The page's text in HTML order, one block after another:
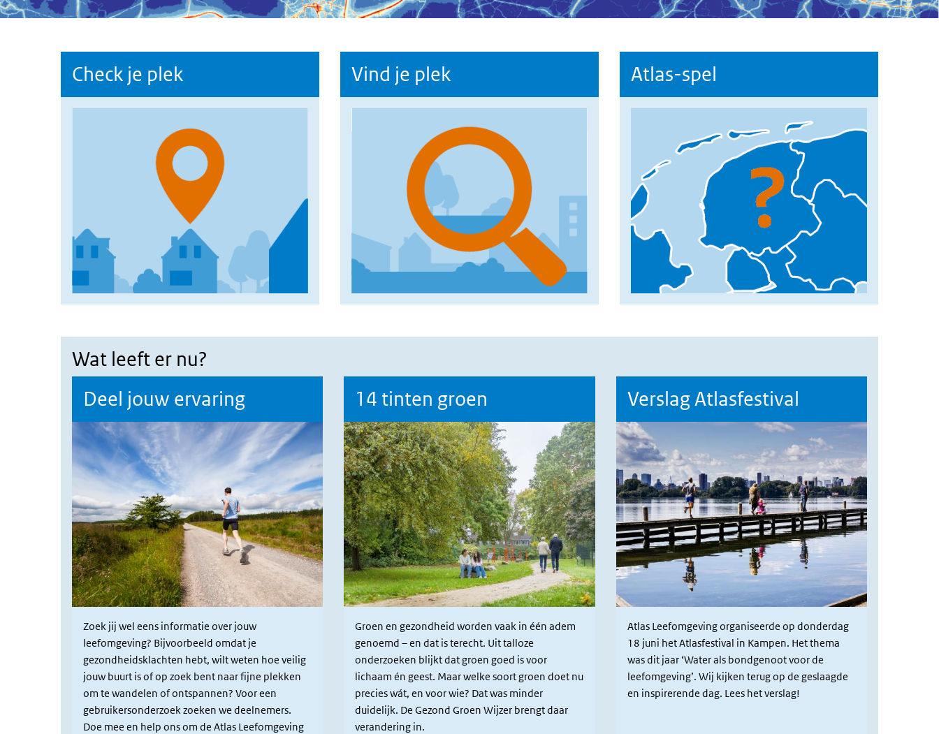
Check je plek Vind je plek Atlas-spel
Wat leeft er nu?
Deel jouw ervaring
Zoek jij wel eens informatie over jouw
leefomgeving? Bijvoorbeeld omdat je
gezondheidsklachten hebt, wilt weten hoe veilig
jouw buurt is of op zoek bent naar fijne plekken
om te wandelen of ontspannen? Voor een
gebruikersonderzoek zoeken we deelnemers.
Doe mee en help ons om de Atlas Leefomgeving
14 tinten groen
Groen en gezondheid worden vaak in één adem
genoemd – en dat is terecht. Uit talloze
onderzoeken blijkt dat groen goed is voor
lichaam én geest. Maar welke soort groen doet nu
precies wát, en voor wie? Dat was minder
duidelijk. De Gezond Groen Wijzer brengt daar
verandering in.
Verslag Atlasfestival
Atlas Leefomgeving organiseerde op donderdag
18 juni het Atlasfestival in Kampen. Het thema
was dit jaar ‘Water als bondgenoot voor de
leefomgeving’. Wij kijken terug op de geslaagde
en inspirerende dag. Lees het verslag!